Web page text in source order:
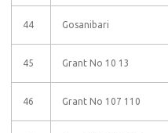
44 Gosanibari
45 Grant No 10 13
46 Grant No 107 110